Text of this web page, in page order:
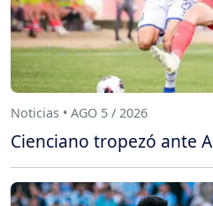
Noticias • AGO 5 / 2026
Cienciano tropezó ante